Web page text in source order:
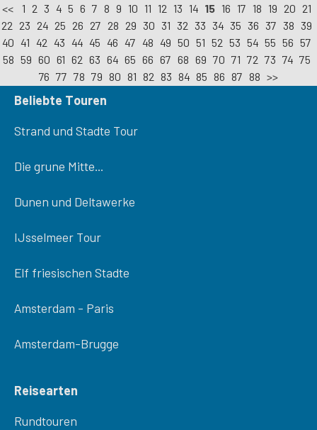
<< 1 2 3 4 5 6 7 8 9 10 11 12 13 14 15 16 17 18 19 20 21
22 23 24 25 26 27 28 29 30 31 32 33 34 35 36 37 38 39
40 41 42 43 44 45 46 47 48 49 50 51 52 53 54 55 56 57
58 59 60 61 62 63 64 65 66 67 68 69 70 71 72 73 74 75
76 77 78 79 80 81 82 83 84 85 86 87 88 >>
Beliebte Touren
Strand und Stadte Tour
Die grune Mitte...
Dunen und Deltawerke
IJsselmeer Tour
Elf friesischen Stadte
Amsterdam - Paris
Amsterdam-Brugge
Reisearten
Rundtouren